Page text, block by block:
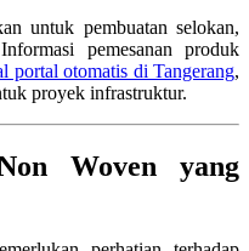
untuk pembuatan selokan,
pemesanan produk
portal otomatis di Tangerang,
proyek infrastruktur.
Woven yang